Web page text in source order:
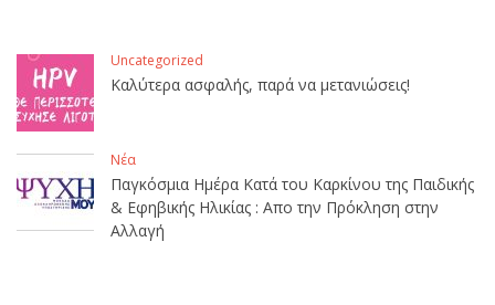
Uncategorized
Καλύτερα ασφαλής, παρά να μετανιώσεις!
Νέα
Παγκόσμια Ημέρα Κατά του Καρκίνου της Παιδικής
& Εφηβικής Ηλικίας : Απο την Πρόκληση στην
Αλλαγή